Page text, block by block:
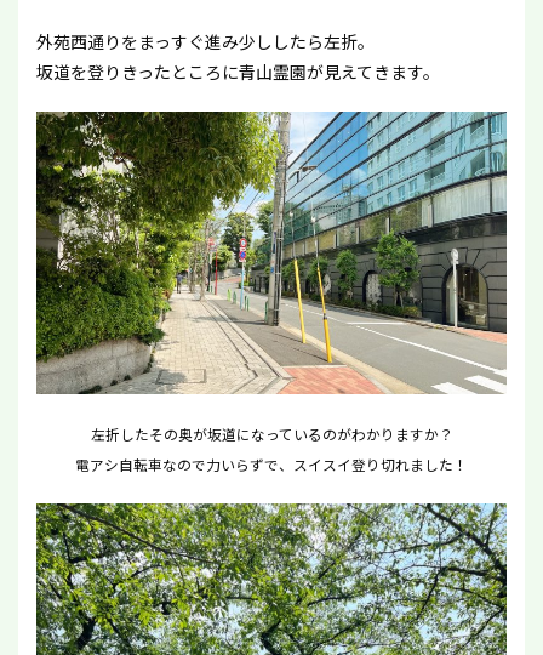
外苑西通りをまっすぐ進み少ししたら左折。
坂道を登りきったところに青山霊園が見えてきます。
左折したその奥が坂道になっているのがわかりますか？
電アシ自転車なので力いらずで、スイスイ登り切れました！